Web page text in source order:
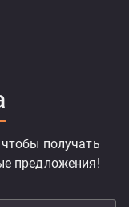
получать
предложения!